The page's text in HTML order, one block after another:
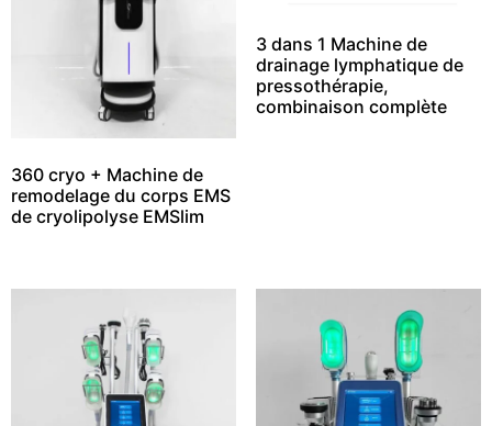
360 cryo + Machine de
remodelage du corps EMS
de cryolipolyse EMSlim
3 dans 1 Machine de
drainage lymphatique de
pressothérapie,
combinaison complète